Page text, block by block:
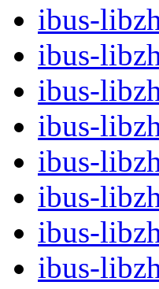
ibus-
ibus-
ibus-
ibus-
ibus-
ibus-
ibus-
ibus-